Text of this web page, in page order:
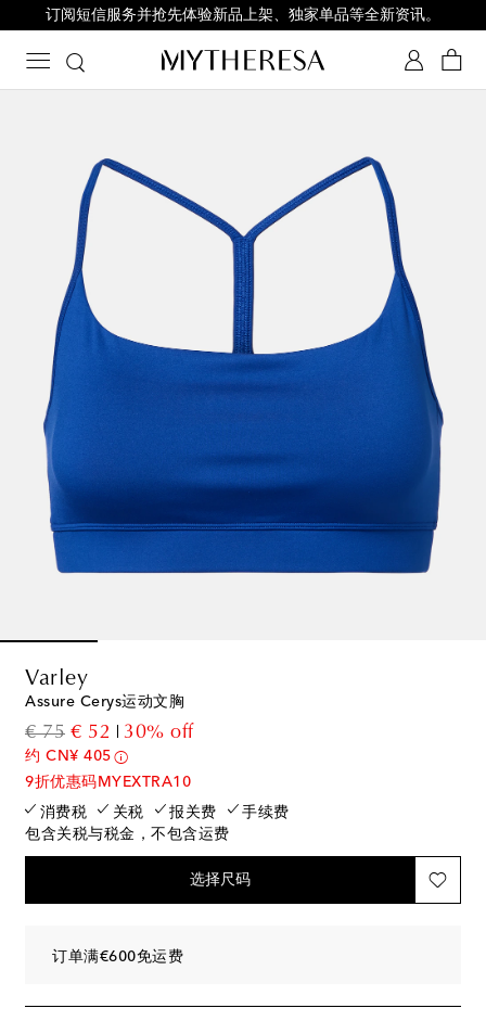
订阅短信服务并抢先体验新品上架、独家单品等全新资讯。
Varley
Assure Cerys运动文胸
€ 75original price
€ 52 discount price
30% off
约 CN¥ 405
9折优惠码MYEXTRA10
消费税
关税 报关费
手续费
包含关税与税金，不包含运费
选择尺码
订单满€600免运费